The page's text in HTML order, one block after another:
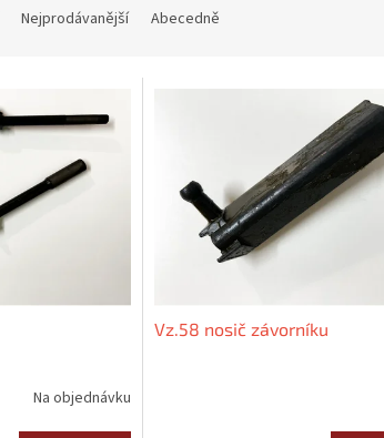
Nejprodávanější Abecedně
Na objednávku
Vz.58 nosič závorníku